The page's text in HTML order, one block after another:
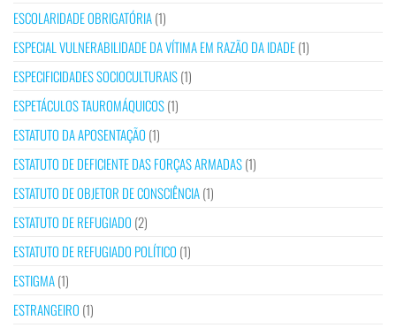
ESCOLARIDADE OBRIGATÓRIA(1)
ESPECIAL VULNERABILIDADE DA VÍTIMA EM RAZÃO DA IDADE(1)
ESPECIFICIDADES SOCIOCULTURAIS(1)
ESPETÁCULOS TAUROMÁQUICOS(1)
ESTATUTO DA APOSENTAÇÃO (1)
ESTATUTO DE DEFICIENTE DAS FORÇAS ARMADAS(1)
ESTATUTO DE OBJETOR DE CONSCIÊNCIA(1)
ESTATUTO DE REFUGIADO (2)
ESTATUTO DE REFUGIADO POLÍTICO (1)
ESTIGMA(1)
ESTRANGEIRO (1)